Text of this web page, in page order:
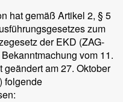
hat gemäß Artikel 2, § 5
zum
der EKD (ZAG-
vom 11.
geändert am 27. Oktober
folgende